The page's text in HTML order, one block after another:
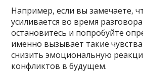
Например, если вы замечаете,
усиливается во время
остановитесь и попробуйте
именно вызывает такие
снизить эмоциональную
конфликтов в будущем.